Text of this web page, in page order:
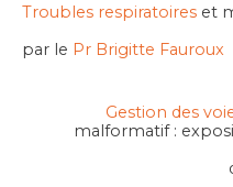
Troubles respiratoires et
par le Pr Brigitte Fauroux
Gestion des
malformatif :